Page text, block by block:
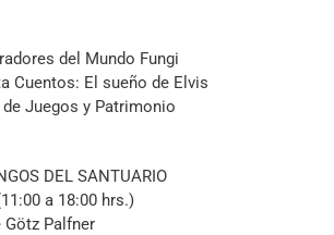
del Mundo Fungi
Cuentos: El sueño de Elvis
de Juegos y Patrimonio
DEL SANTUARIO
a 18:00 hrs.)
Götz Palfner